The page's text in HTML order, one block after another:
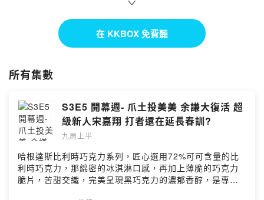
火熱棒球時事➕深度球員分析➕誠懇的幹話
保證讓你對中華職棒有全新的理解✌🏼✌🏼
9inningstop@gmail.com
Powered by Firstory Hosting
在 KKBOX 免費聽
所有集數
S3E5 開幕週- 爪土投美美 余謙大復活 超
級新人宋嘉翔 打者還在延長春訓?
九局上半
哈根達斯比利時巧克力系列，匠心選用72%可可含量的比
利時巧克力，那綿密的冰淇淋口感，再加上薄脆的巧克力
脆片，苦甜交織，完美呈現黑巧克力的濃郁香醇，是專屬